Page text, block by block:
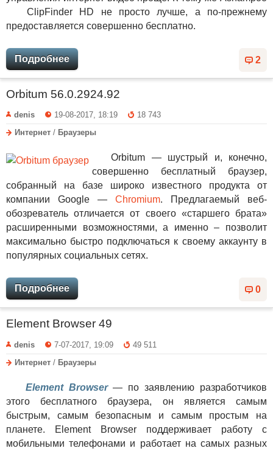
ClipFinder HD не просто лучше, а по-прежнему
предоставляется совершенно бесплатно.
2
Подробнее
Orbitum 56.0.2924.92
denis 19-08-2017, 18:19
18 743
Интернет / Браузеры
Orbitum — шустрый и, конечно,
совершенно бесплатный браузер,
собранный на базе широко известного продукта от
компании Google — Chromium. Предлагаемый веб-
обозреватель отличается от своего «старшего брата»
расширенными возможностями, а именно – позволит
максимально быстро подключаться к своему аккаунту в
популярных социальных сетях.
0
Подробнее
Element Browser 49
denis 7-07-2017, 19:09
49 511
Интернет / Браузеры
Element Browser— по заявлению разработчиков
этого бесплатного браузера, он является самым
быстрым, самым безопасным и самым простым на
планете. Element Browser поддерживает работу с
мобильными телефонами и работает на самых разных